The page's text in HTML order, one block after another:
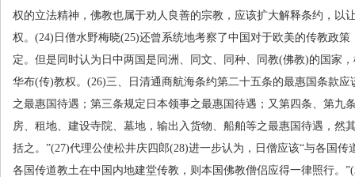
权的立法精神，佛教也属于劝人良善的宗教，应该扩大解释条约，以
权。 (24) 日僧水野梅晓(25)还曾系统地考察了中国对于欧美的传教政
定。但是同时认为日中两国是同洲、同文、同种、同教(佛教)的国家
华布(传)教权。 (26)三、日清通商航海条约第二十五条的最惠国条款
之最惠国待遇；第三条规定日本领事之最惠国待遇；又第四条、第九
房、租地、建设寺院、墓地，输出入货物、船舶等之最惠国待遇，然
括之。”(27)代理公使松井庆四郎(28)进一步认为，日僧应该“与各国
各国传道教土在中国内地建堂传教，则本国佛教僧侣应得一律照行。”